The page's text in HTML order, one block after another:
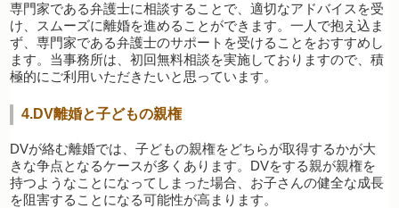
専門家である弁護士に相談することで、適切なアドバイスを受
け、スムーズに離婚を進めることができます。一人で抱え込ま
ず、専門家である弁護士のサポートを受けることをおすすめし
ます。当事務所は、初回無料相談を実施しておりますので、積
極的にご利用いただきたいと思っています。
4.DV離婚と子どもの親権
DVが絡む離婚では、子どもの親権をどちらが取得するかが大
きな争点となるケースが多くあります。DVをする親が親権を
持つようなことになってしまった場合、お子さんの健全な成長
を阻害することになる可能性が高まります。